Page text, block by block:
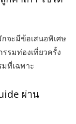
จะมีข้อเสนอพิเศษ
รมท่องเที่ยวครั้ง
ที่เฉพาะ
ผ่าน